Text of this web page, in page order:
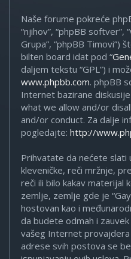
Naše forume pokreće
“njihov”, “phpBB softver”,
Grupa”, “phpBB Timovi”)
bilten board idat pod “
daljem tekstu “GPL”) i
www.phpbb.com. phpBB
Internet bazirane
what we allow and/or
and/or conduct. Za dalje
pogledajte: http://
Prihvatate da nećete slati
kleveničke, reči mržnje,
reči ili bilo kakav materijal
zemlje, zemlje gde je
hostovan kao i
da budete odmah i
vašeg Internet
adrese svih postova se